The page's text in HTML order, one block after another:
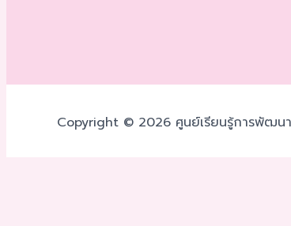
Copyright © 2026 ศูนย์เรียนรู้การพัฒน